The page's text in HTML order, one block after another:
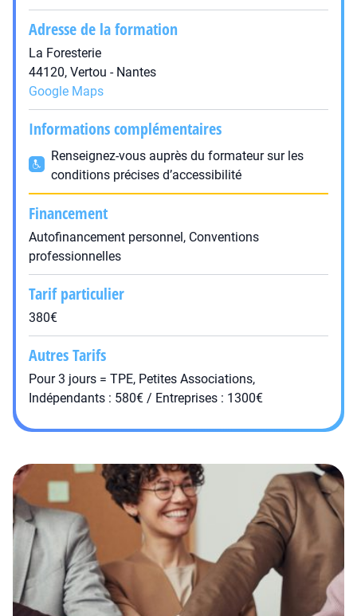
Adresse de la formation
La Foresterie
44120, Vertou - Nantes
Google Maps
Informations complémentaires
Renseignez-vous auprès du formateur sur les
conditions précises d’accessibilité
Financement
Autofinancement personnel, Conventions
professionnelles
Tarif particulier
380€
Autres Tarifs
Pour 3 jours = TPE, Petites Associations,
Indépendants : 580€ / Entreprises : 1300€